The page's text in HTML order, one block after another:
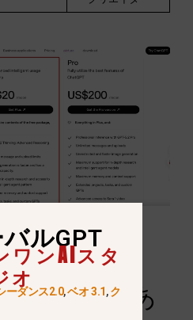
年に
は価値があ
ルGPT
ワンAIスタ
オ
ーダンス2.0,ベオ 3.1,ク